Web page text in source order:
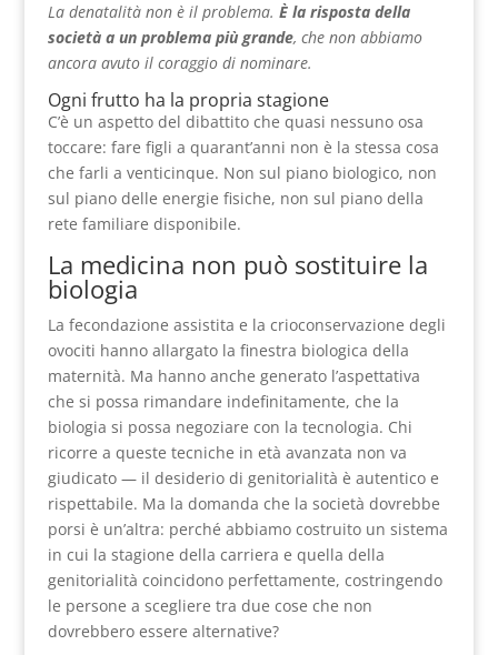
La denatalità non è il problema. È la risposta della
società a un problema più grande, che non abbiamo
ancora avuto il coraggio di nominare.
Ogni frutto ha la propria stagione
C’è un aspetto del dibattito che quasi nessuno osa
toccare: fare figli a quarant’anni non è la stessa cosa
che farli a venticinque. Non sul piano biologico, non
sul piano delle energie fisiche, non sul piano della
rete familiare disponibile.
La medicina non può sostituire la
biologia
La fecondazione assistita e la crioconservazione degli
ovociti hanno allargato la finestra biologica della
maternità. Ma hanno anche generato l’aspettativa
che si possa rimandare indefinitamente, che la
biologia si possa negoziare con la tecnologia. Chi
ricorre a queste tecniche in età avanzata non va
giudicato — il desiderio di genitorialità è autentico e
rispettabile. Ma la domanda che la società dovrebbe
porsi è un’altra: perché abbiamo costruito un sistema
in cui la stagione della carriera e quella della
genitorialità coincidono perfettamente, costringendo
le persone a scegliere tra due cose che non
dovrebbero essere alternative?